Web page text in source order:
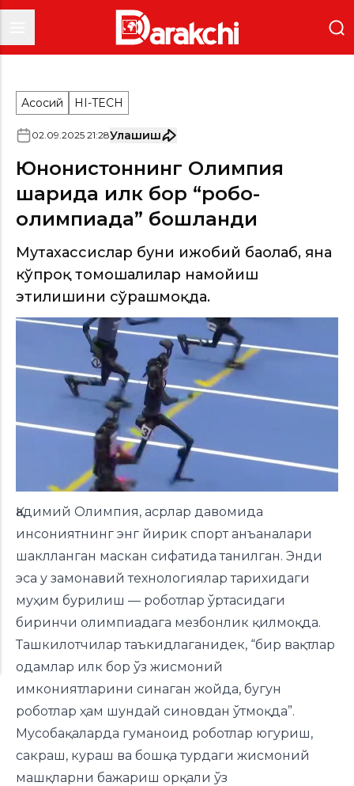
Асосий HI-TECH
02.09.2025 21:28Улашиш
Юнонистоннинг Олимпия
шаҳрида илк бор “робо-
олимпиада” бошланди
Мутахассислар буни ижобий баҳолаб, яна
кўпроқ томошалилар намойиш
этилишини сўрашмоқда.
Қадимий Олимпия, асрлар давомида
инсониятнинг энг йирик спорт анъаналари
шаклланган маскан сифатида танилган. Энди
эса у замонавий технологиялар тарихидаги
муҳим бурилиш — роботлар ўртасидаги
биринчи олимпиадага мезбонлик қилмоқда.
Ташкилотчилар таъкидлаганидек, “бир вақтлар
одамлар илк бор ўз жисмоний
имкониятларини синаган жойда, бугун
роботлар ҳам шундай синовдан ўтмоқда”.
Мусобақаларда гуманоид роботлар югуриш,
сакраш, кураш ва бошқа турдаги жисмоний
машқларни бажариш орқали ўз